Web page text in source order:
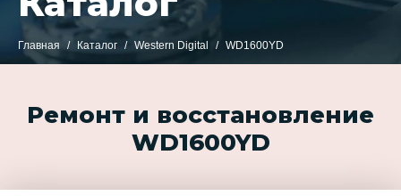
Главная Каталог Western Digital WD1600YD
Ремонт и восстановление
WD1600YD